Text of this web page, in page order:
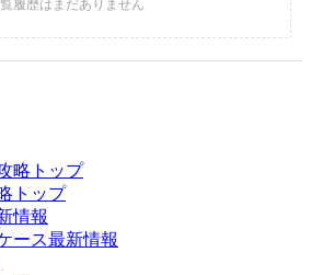
略トップ
トップ
情報
ース最新情報